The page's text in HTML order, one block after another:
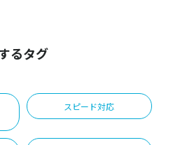
るタグ
スピード対応